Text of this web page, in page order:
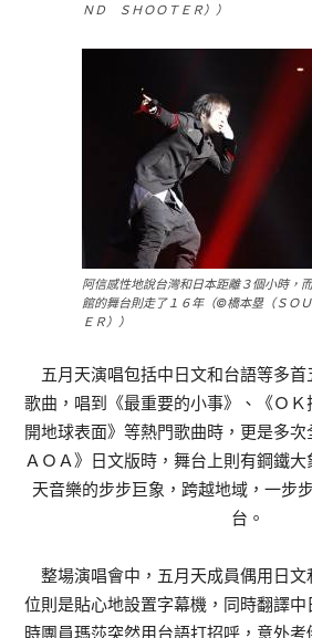
ＮＤ ＳＨＯＯＴＥＲ））
阿信感性地說台灣和日本距離３個小時，
館的舞台則走了１６年（©橋本塁（ＳＯ
ＥＲ））
五月天演唱包括中日文和台語等多首
歌曲，唱到《最重要的小事》、《Ｏ
開地球表面》等熱門歌曲時，更是多
ＡＯＡ》日文版時，舞台上則有鋼鐵
天音樂的步步巨象，跨越地域，一步
台。
整場演唱會中，五月天成員偶用日文
位則是貼心地設置字幕機，同時翻譯
時團員瑪莎突然用台語打招呼，意外